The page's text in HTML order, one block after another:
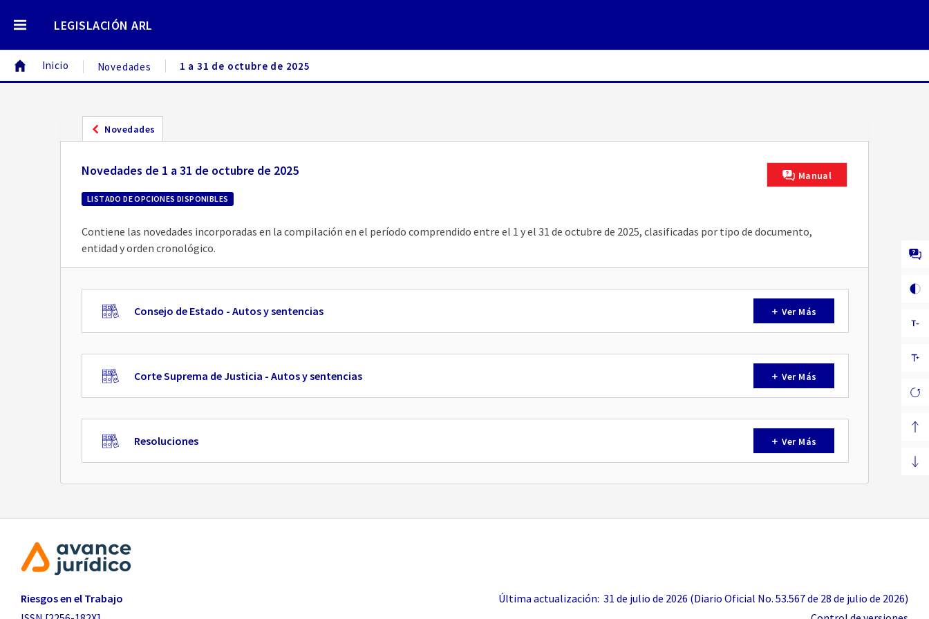
LEGISLACIÓN ARL
Inicio Novedades 1 a 31 de octubre de 2025
Novedades
Novedades de 1 a 31 de octubre de 2025
LISTADO DE OPCIONES DISPONIBLES
Contiene las novedades incorporadas en la compilación en el período comprendido entre el 1 y el 31 de octubre de 2025, clasificadas por tipo de documento,
entidad y orden cronológico.
Manual
Consejo de Estado - Autos y sentencias Ver Más
Corte Suprema de Justicia - Autos y sentencias Ver Más
Resoluciones Ver Más
Riesgos en el Trabajo
Última actualización: 31 de julio de 2026 (Diario Oficial No. 53.567 de 28 de julio de 2026)